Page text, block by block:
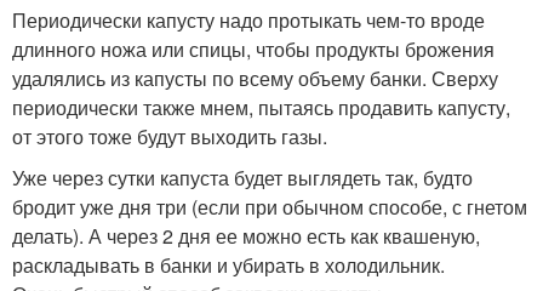
Периодически капусту надо протыкать чем-то вроде
длинного ножа или спицы, чтобы продукты брожения
удалялись из капусты по всему объему банки. Сверху
периодически также мнем, пытаясь продавить капусту,
от этого тоже будут выходить газы.
Уже через сутки капуста будет выглядеть так, будто
бродит уже дня три (если при обычном способе, с гнетом
делать). А через 2 дня ее можно есть как квашеную,
раскладывать в банки и убирать в холодильник.